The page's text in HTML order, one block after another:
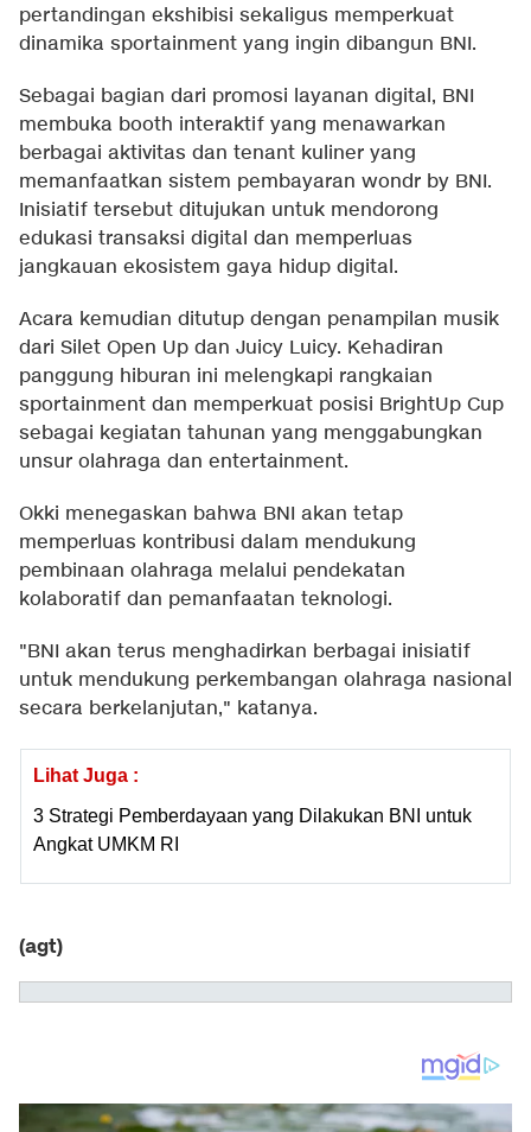
pertandingan ekshibisi sekaligus memperkuat
dinamika sportainment yang ingin dibangun BNI.
Sebagai bagian dari promosi layanan digital, BNI
membuka booth interaktif yang menawarkan
berbagai aktivitas dan tenant kuliner yang
memanfaatkan sistem pembayaran wondr by BNI.
Inisiatif tersebut ditujukan untuk mendorong
edukasi transaksi digital dan memperluas
jangkauan ekosistem gaya hidup digital.
Acara kemudian ditutup dengan penampilan musik
dari Silet Open Up dan Juicy Luicy. Kehadiran
panggung hiburan ini melengkapi rangkaian
sportainment dan memperkuat posisi BrightUp Cup
sebagai kegiatan tahunan yang menggabungkan
unsur olahraga dan entertainment.
Okki menegaskan bahwa BNI akan tetap
memperluas kontribusi dalam mendukung
pembinaan olahraga melalui pendekatan
kolaboratif dan pemanfaatan teknologi.
"BNI akan terus menghadirkan berbagai inisiatif
untuk mendukung perkembangan olahraga nasional
secara berkelanjutan," katanya.
Lihat Juga :
3 Strategi Pemberdayaan yang Dilakukan BNI untuk
Angkat UMKM RI
(agt)